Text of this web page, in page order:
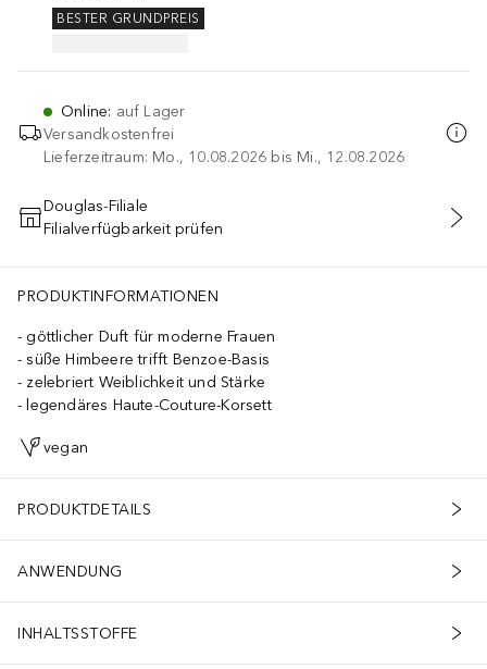
BESTER GRUNDPREIS
Online: auf Lager
Versandkostenfrei
Lieferzeitraum: Mo., 10.08.2026 bis Mi., 12.08.2026
IN DEN WARENKORB
Douglas-Filiale
Filialverfügbarkeit prüfen
PRODUKTINFORMATIONEN
göttlicher Duft für moderne Frauen
süße Himbeere trifft Benzoe-Basis
zelebriert Weiblichkeit und Stärke
legendäres Haute-Couture-Korsett
vegan
PRODUKTDETAILS
ANWENDUNG
INHALTSSTOFFE